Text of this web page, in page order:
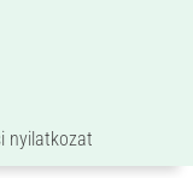
nyilatkozat